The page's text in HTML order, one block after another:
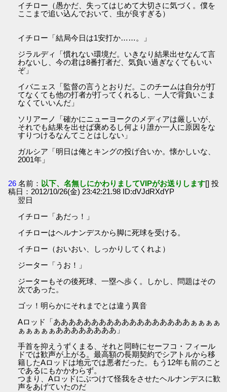
イチロー（愚かだ、失ってはじめて大切さに気づく。僕を
ここまで追い込んでおいて、虫が良すぎる）
イチロー「結局今日は1安打か……。」
ジラルディ「慣れない環境だ。いきなり結果出せなんて言
わないし、今の君は8番打者だ、気負い過ぎなくてもいい
ぞ」
イバニェス「監督の言うとおりだ。このチームは自分が打
てなくても他の打者が打ってくれるし、一人で背負いこま
なくていいんだ」
ソリアーノ「確かにニューヨークのメディアは厳しいが、
それでも結果を出せば褒めるし何より誰か一人に原因をな
すりつけるなんてことはしない」
ガルシア「明日は俺とキングの投げ合いか。懐かしいな、
2001年」
26 名前： 以下、名無しにかわりましてVIPがお送りします[] 投
稿日：2012/10/26(金) 23:42:21.98 ID:dVJdRXdYP
翌日
イチロー「あだっ！」
イチローはヘルナンデスから脚に死球を受ける。
イチロー（おいおい、しっかりしてくれよ）
ジーター「うお！」
ジーターもその後死球、一塁へ歩く。しかし、問題はその
次であった。
ゴッ！明らかにそれまでとは違う異音
Aロッド「ああああああああああああああああああぁぁぁぁ
ぁぁぁぁぁああああああああ」
手首を抑えうずくまる、それと同時にセーフコ・フィール
ドでは歓声が上がる。最高額の長期契約でシアトルから移
籍したAロッドは地元では悪者だった。もう12年も前のこと
であるにもかかわらず。
つまり、Aロッドにぶつけて怪我をさせたヘルナンデスに歓
声をあげていたのだ